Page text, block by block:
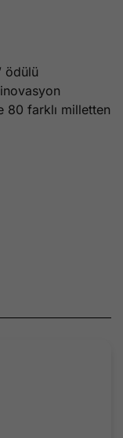
ödülü
80 farklı milletten